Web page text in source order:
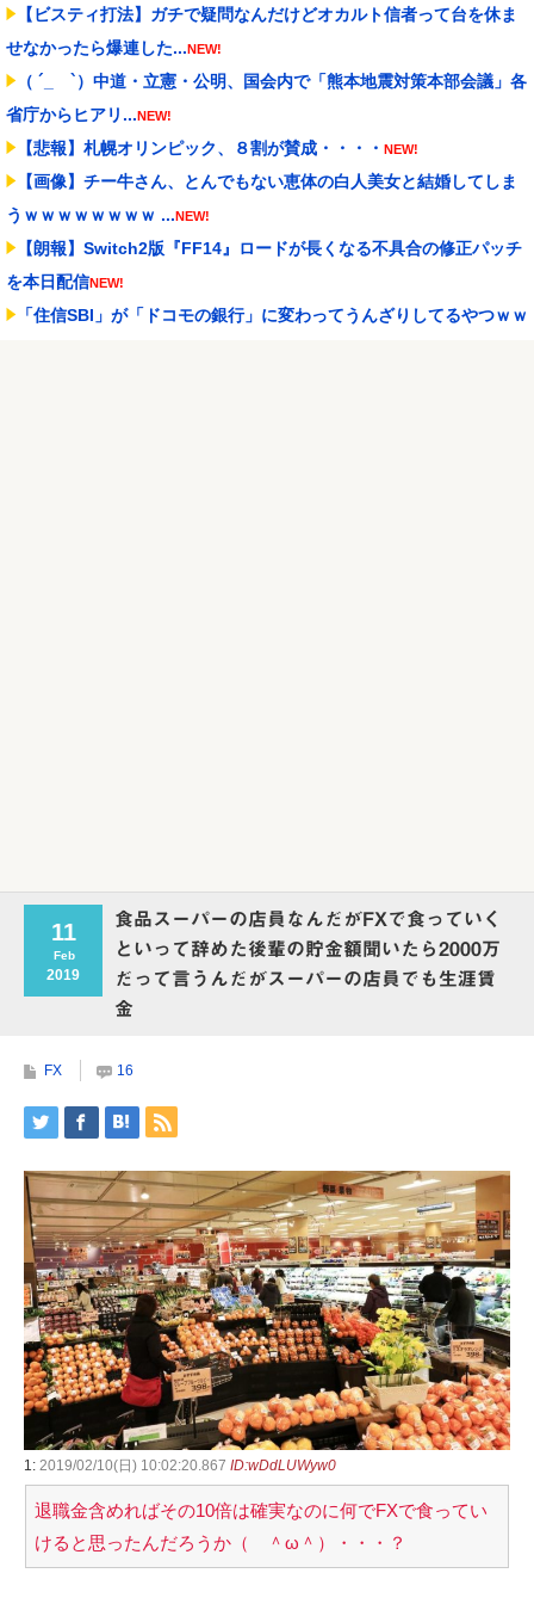
【ビスティ打法】ガチで疑問なんだけどオカルト信者って台を休ま
せなかったら爆連した...NEW!
（ ´_ゝ`）中道・立憲・公明、国会内で「熊本地震対策本部会議」各
省庁からヒアリ...NEW!
【悲報】札幌オリンピック、８割が賛成・・・・ NEW!
【画像】チー牛さん、とんでもない恵体の白人美女と結婚してしま
うｗｗｗｗｗｗｗｗ ...NEW!
【朗報】Switch2版『FF14』ロードが長くなる不具合の修正パッチ
を本日配信NEW!
「住信SBI」が「ドコモの銀行」に変わってうんざりしてるやつｗｗ
11
Feb
2019
食品スーパーの店員なんだがFXで食っていく
といって辞めた後輩の貯金額聞いたら2000万
だって言うんだがスーパーの店員でも生涯賃
金
FX 16
1: 2019/02/10(日) 10:02:20.867 ID:wDdLUWyw0
退職金含めればその10倍は確実なのに何でFXで食ってい
けると思ったんだろうか（ ＾ω＾）・・・？